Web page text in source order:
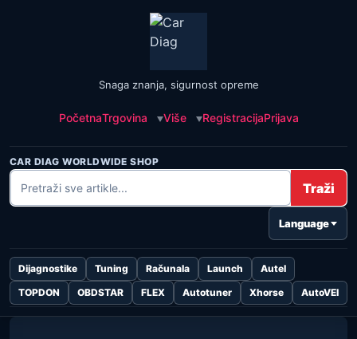
Snaga znanja, sigurnost opreme
PočetnaTrgovina Više RegistracijaPrijava
CAR DIAG WORLDWIDE SHOP
Traži
Language
Dijagnostike Tuning Računala Launch
Autel
TOPDON
OBDSTAR FLEX Autotuner Xhorse AutoVEI